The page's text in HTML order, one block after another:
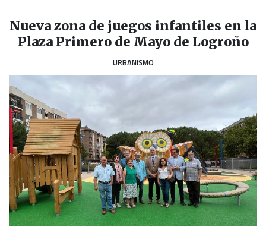
Nueva zona de juegos infantiles en la
Plaza Primero de Mayo de Logroño
URBANISMO